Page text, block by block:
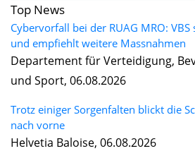
Top News
Cybervorfall bei der RUAG MRO:
und empfiehlt weitere Massnahmen
Departement für Verteidigung,
und Sport, 06.08.2026
Trotz einiger Sorgenfalten blickt die
nach vorne
Helvetia Baloise, 06.08.2026